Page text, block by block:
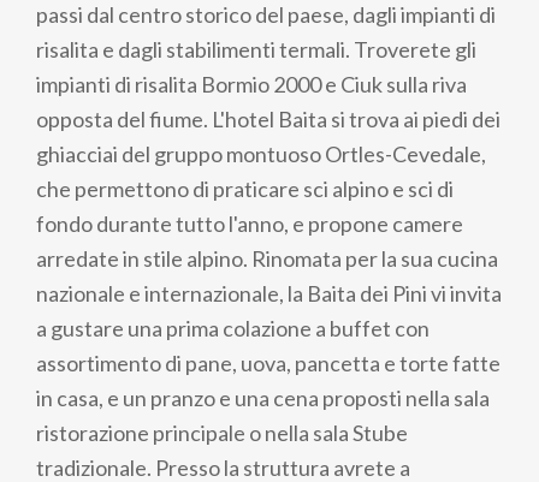
passi dal centro storico del paese, dagli impianti di
risalita e dagli stabilimenti termali. Troverete gli
impianti di risalita Bormio 2000 e Ciuk sulla riva
opposta del fiume. L'hotel Baita si trova ai piedi dei
ghiacciai del gruppo montuoso Ortles-Cevedale,
che permettono di praticare sci alpino e sci di
fondo durante tutto l'anno, e propone camere
arredate in stile alpino. Rinomata per la sua cucina
nazionale e internazionale, la Baita dei Pini vi invita
a gustare una prima colazione a buffet con
assortimento di pane, uova, pancetta e torte fatte
in casa, e un pranzo e una cena proposti nella sala
ristorazione principale o nella sala Stube
tradizionale. Presso la struttura avrete a